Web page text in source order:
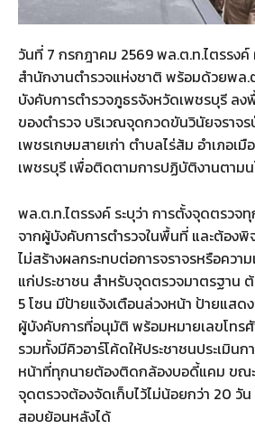
วันที่ 7 กรกฎาคม 2569 พล.ต.ท.ไตรรง
สำนักงานตำรวจแห่งชาติ พร้อมด้วยพ
บังคับการตำรวจภูธรจังหวัดเพชรบุรี ล
ของตำรวจ บริเวณจุดกวดขันวินัยจราจร
เพชรเกษมสายเก่า ตำบลไร่ส้ม อำเภอเ
เพชรบุรี เพื่อติดตามการปฏิบัติงานตาม
พล.ต.ท.ไตรรงค์ ระบุว่า การตั้งจุดตรวจ
จากผู้บังคับการตำรวจในพื้นที่ และต้องพิ
ไม่สร้างผลกระทบต่อการจราจรหรือควา
แก่ประชาชน สำหรับจุดตรวจมาตรฐาน
5 โซน มีป้ายแจ้งเตือนล่วงหน้า ป้ายแส
ผู้บังคับการที่อนุมัติ พร้อมหมายเลขโทร
รวมทั้งมีคิวอาร์โค้ดให้ประชาชนประเมินก
หน้าที่ทุกนายต้องติดกล้องบอดี้แคม ขณ
จุดตรวจต้องจัดเก็บไว้ไม่น้อยกว่า 20 วัน
สอบย้อนหลังได้